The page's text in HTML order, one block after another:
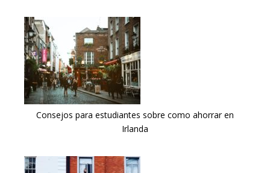
Consejos para estudiantes sobre como ahorrar en
Irlanda